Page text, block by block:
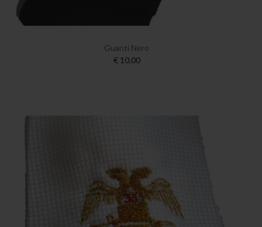
Guanti Nero
€ 10,00